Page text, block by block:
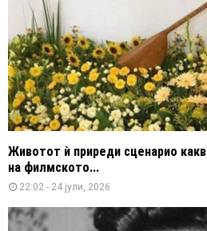
Животот ѝ приреди сценарио
на филмското...
22:02 - 24 јули, 2026